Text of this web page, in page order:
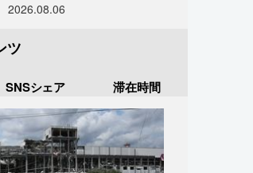
2026.08.06
ツ
SNSシェア 滞在時間